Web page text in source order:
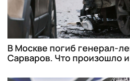
В Москве погиб генерал-
Сарваров. Что произошло